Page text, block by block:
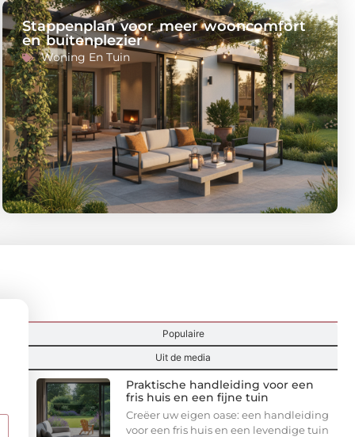
Stappenplan voor meer wooncomfort
en buitenplezier
Woning En Tuin
Populaire
Uit de media
Praktische handleiding voor een
fris huis en een fijne tuin
Creëer uw eigen oase: een handleiding
voor een fris huis en een levendige tuin